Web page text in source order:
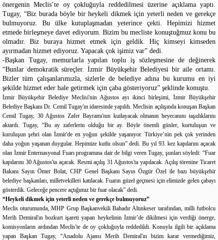
önergenin Meclis’te oy çokluğuyla reddedilmesi üzerine açıklama yaptı.
Tugay, “Biz burada böyle bir heykeli dikmek için yeterli neden ve gerekçe
bulmuyoruz. Bu ülke kutuplaşmadan yeterince çekti. Hepimizi hizmet
etmede birleşmeye davet ediyorum. Bizim bu mecliste konuştuğmuz konu bu
olmadır. Biz buraya hizmet etmek için geldik. Hiç kimseyi kimseden
ayırmadan hizmet ediyoruz. Yapacak çok işimiz var” dedi.
-Başkan Tugay, memurlarla yapılan toplu iş sözleşmesine de değinerek
“Bunlar demokratik süreçler. İzmir Büyükşehir Belediyesi bir aile ortamı.
Bizler tüm çalışanlarımızla, sizlerle de belediye adına bu kurumu en iyi
şekilde hizmet eder hale getirmek için çaba gösteriyoruz” şeklinde konuştu.
İzmir Büyükşehir Belediye Meclisi'nin Ağustos ayı ikinci birleşimi, İzmir Büyükşehir
Belediye Başkanı Dr. Cemil Tugay'ın idaresinde yapıldı. Meclisin açılışında konuşan Başkan
Cemil Tugay, 30 Ağustos Zafer Bayramı'nın kutlayacak olmanın heyecanını taşıdıklarını
aktardı. Tugay, “Bu ay zaferlerin olduğu bir ay. Böyle önemli günler, kurtuluşun ve
kuruluşun şehri olan İzmir'de en yoğun şekilde yaşanıyor. Türkiye’nin pek çok yerinden
daha yoğun yaşanan duygular. Hepimize kutlu olsun” dedi. Bu yıl 93. kez kapılarını açacak
olan İzmir Enternasyonal Fuarı programına dair de bilgi veren Tugay, şunları söyledi: “Fuar
kapılarını 30 Ağustos'ta açacak. Resmi açılış 31 Ağustos'ta yapılacak. Açılış törenine Ticaret
Bakanı Sayın Ömer Bolat, CHP Genel Başkanı Sayın Özgür Özel ile bazı büyükşehir
belediye başkanları, milletvekilleri katılacak. Fuarın güzel geçmesi için elimizde gelen çabayı
gösterdik. Geleceğe pencere açtığımız bir fuar olacak” dedi.
“Heykeli dikmek için yeterli neden ve gerekçe bulmuyoruz”
Meclis oturumunda, MHP Grup Başkanvekili Bahadır Altınkeser tarafından, milli futbolcu
Merih Demiral'ın bozkurt işareti yapan heykelinin İzmir’de dikilmesi için verdiği önerge,
komisyonların ardından Meclis'te de oy çokluğuyla reddedildi. Konuyla ilgili bir açıklama
yapan Başkan Tugay, “Anadolu Ajansı Merih Demiral'ın bizim karar vermediğimiz,